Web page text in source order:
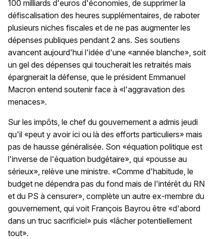
100 milliards d'euros d'économies, de supprimer la
défiscalisation des heures supplémentaires, de raboter
plusieurs niches fiscales et de ne pas augmenter les
dépenses publiques pendant 2 ans. Ses soutiens
avancent aujourd'hui l'idée d'une «année blanche», soit
un gel des dépenses qui toucherait les retraités mais
épargnerait la défense, que le président Emmanuel
Macron entend soutenir face à «l'aggravation des
menaces».
Sur les impôts, le chef du gouvernement a admis jeudi
qu'il «peut y avoir ici ou là des efforts particuliers» mais
pas de hausse généralisée. Son «équation politique est
l'inverse de l'équation budgétaire», qui «pousse au
sérieux», relève une ministre. «Comme d'habitude, le
budget ne dépendra pas du fond mais de l'intérêt du RN
et du PS à censurer», complète un autre ex-membre du
gouvernement, qui voit François Bayrou être «d'abord
dans un truc sacrificiel» puis «lâcher potentiellement
tout».